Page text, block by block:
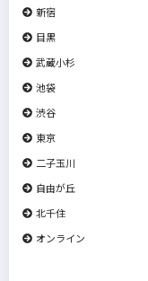
新宿
目黒
武蔵小杉
池袋
渋谷
東京
二子玉川
自由が丘
北千住
オンライン